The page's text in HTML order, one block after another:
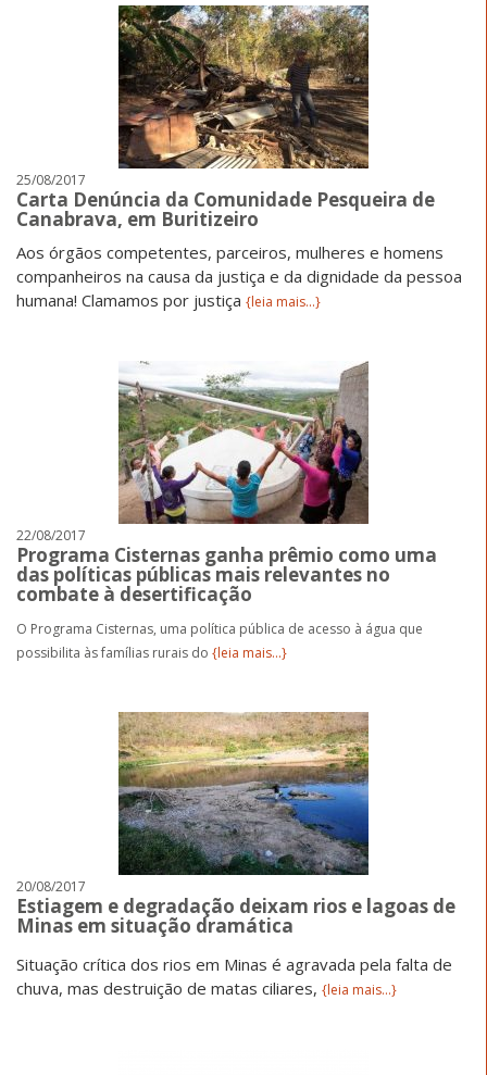
25/08/2017
Carta Denúncia da Comunidade Pesqueira de
Canabrava, em Buritizeiro
Aos órgãos competentes, parceiros, mulheres e homens
companheiros na causa da justiça e da dignidade da pessoa
humana! Clamamos por justiça {leia mais...}
22/08/2017
Programa Cisternas ganha prêmio como uma
das políticas públicas mais relevantes no
combate à desertificação
O Programa Cisternas, uma política pública de acesso à água que
possibilita às famílias rurais do {leia mais...}
20/08/2017
Estiagem e degradação deixam rios e lagoas de
Minas em situação dramática
Situação crítica dos rios em Minas é agravada pela falta de
chuva, mas destruição de matas ciliares, {leia mais...}